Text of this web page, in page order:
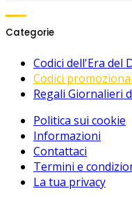
Categorie
Codici dell'Era del
Codici
Regali Giornalieri
Politica sui cookie
Informazioni
Contattaci
Termini e
La tua privacy